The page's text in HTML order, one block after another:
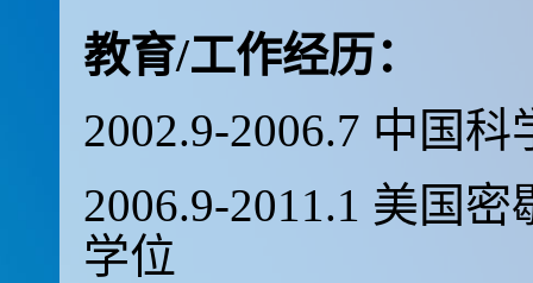
教育/工作经历：
2002.9-2006.7 中国科
2006.9-2011.1 美国密
学位